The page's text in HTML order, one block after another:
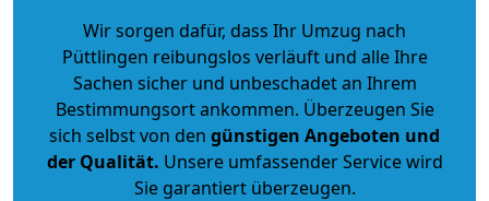
Wir sorgen dafür, dass Ihr Umzug nach
Püttlingen reibungslos verläuft und alle Ihre
Sachen sicher und unbeschadet an Ihrem
Bestimmungsort ankommen. Überzeugen Sie
sich selbst von den günstigen Angeboten und
der Qualität. Unsere umfassender Service wird
Sie garantiert überzeugen.